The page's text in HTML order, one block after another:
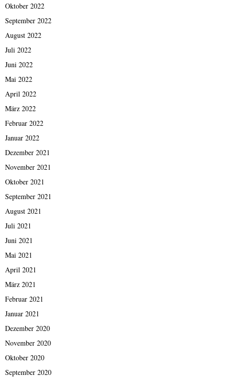
Oktober 2022
September 2022
August 2022
Juli 2022
Juni 2022
Mai 2022
April 2022
März 2022
Februar 2022
Januar 2022
Dezember 2021
November 2021
Oktober 2021
September 2021
August 2021
Juli 2021
Juni 2021
Mai 2021
April 2021
März 2021
Februar 2021
Januar 2021
Dezember 2020
November 2020
Oktober 2020
September 2020